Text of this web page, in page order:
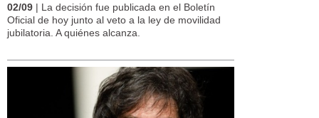
02/09 | La decisión fue publicada en el Boletín
Oficial de hoy junto al veto a la ley de movilidad
jubilatoria. A quiénes alcanza.